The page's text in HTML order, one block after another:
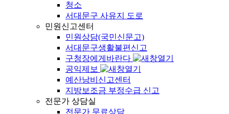
청소
서대문구 사유지 도로
민원신고센터
민원상담(국민신문고)
서대문구생활불편신고
구청장에게바란다
공익제보
예산낭비신고센터
지방보조금 부정수급 신고
전문가 상담실
전문가 무료상담